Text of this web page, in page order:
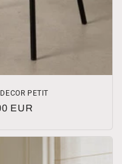
PETIT
EUR